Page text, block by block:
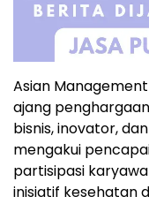
Asian
ajang
bisnis, inovator,
mengakui
partisipasi
inisiatif kesehatan